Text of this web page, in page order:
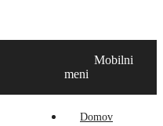
Mobilni
meni
Domov